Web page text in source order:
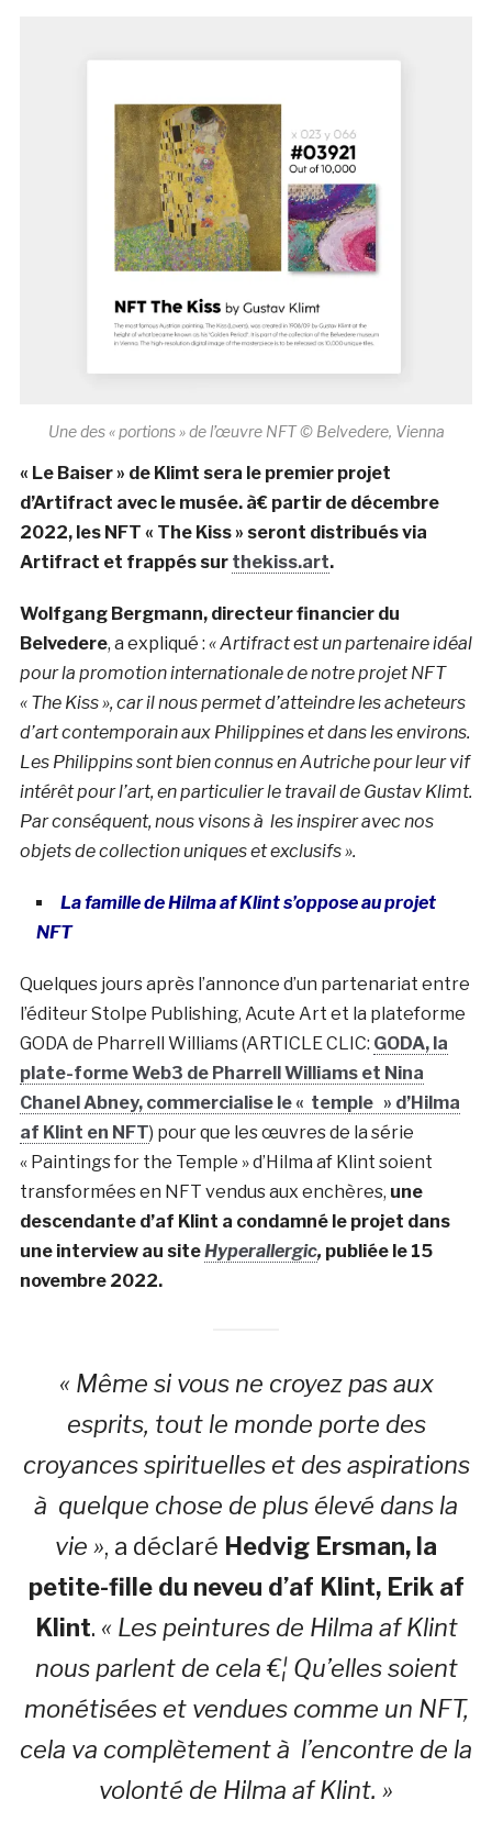
Une des « portions » de l’œuvre NFT © Belvedere, Vienna
« Le Baiser » de Klimt sera le premier projet
d’Artifract avec le musée. à€ partir de décembre
2022, les NFT « The Kiss » seront distribués via
Artifract et frappés sur thekiss.art.
Wolfgang Bergmann, directeur financier du
Belvedere, a expliqué : « Artifract est un partenaire idéal
pour la promotion internationale de notre projet NFT
« The Kiss », car il nous permet d’atteindre les acheteurs
d’art contemporain aux Philippines et dans les environs.
Les Philippins sont bien connus en Autriche pour leur vif
intérêt pour l’art, en particulier le travail de Gustav Klimt.
Par conséquent, nous visons à les inspirer avec nos
objets de collection uniques et exclusifs ».
La famille de Hilma af Klint s’oppose au projet
NFT
Quelques jours après l’annonce d’un partenariat entre
l’éditeur Stolpe Publishing, Acute Art et la plateforme
GODA de Pharrell Williams (ARTICLE CLIC: GODA, la
plate-forme Web3 de Pharrell Williams et Nina
Chanel Abney, commercialise le « temple » d’Hilma
af Klint en NFT) pour que les œuvres de la série
« Paintings for the Temple » d’Hilma af Klint soient
transformées en NFT vendus aux enchères, une
descendante d’af Klint a condamné le projet dans
une interview au siteHyperallergic, publiée le 15
novembre 2022.
« Même si vous ne croyez pas aux
esprits, tout le monde porte des
croyances spirituelles et des aspirations
à quelque chose de plus élevé dans la
vie », a déclaré Hedvig Ersman, la
petite-fille du neveu d’af Klint, Erik af
Klint. « Les peintures de Hilma af Klint
nous parlent de cela €¦ Qu’elles soient
monétisées et vendues comme un NFT,
cela va complètement à l’encontre de la
volonté de Hilma af Klint. »